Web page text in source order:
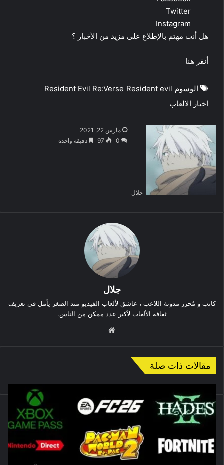
Twitter
Instagram
هل أنت مهتم بالإطلاع على مزيد من الأخبار ؟
أنقر هنا
الوسوم Resident evil
Resident Evil Re:Verse
اخبار الالعاب
جلال
مارس 22, 2021
0
97 دقيقة واحدة
جلال
كاتب و مُحرر مدونة اللاعب ، عاشق لألعاب الفيديو منذ الصغر يأمل في تعريف
ثقافة الألعاب لأكبر عدد ممكن من الناس.
مقالات ذات صلة